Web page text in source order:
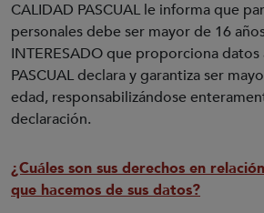
CALIDAD PASCUAL le informa que
personales debe ser mayor de 16
INTERESADO que proporciona datos
PASCUAL declara y garantiza ser
edad, responsabilizándose
declaración.
¿Cuáles son sus derechos en
que hacemos de sus datos?